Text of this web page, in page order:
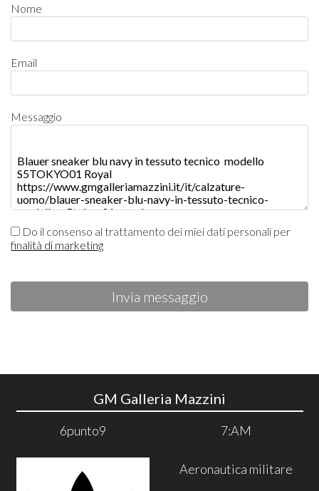
Nome
Email
Messaggio
Do il consenso al trattamento dei miei dati personali per
finalità di marketing
Invia messaggio
GM Galleria Mazzini
6punto9 7:AM
Aeronautica militare